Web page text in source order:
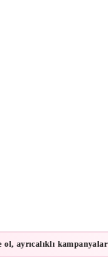
kampanyalar